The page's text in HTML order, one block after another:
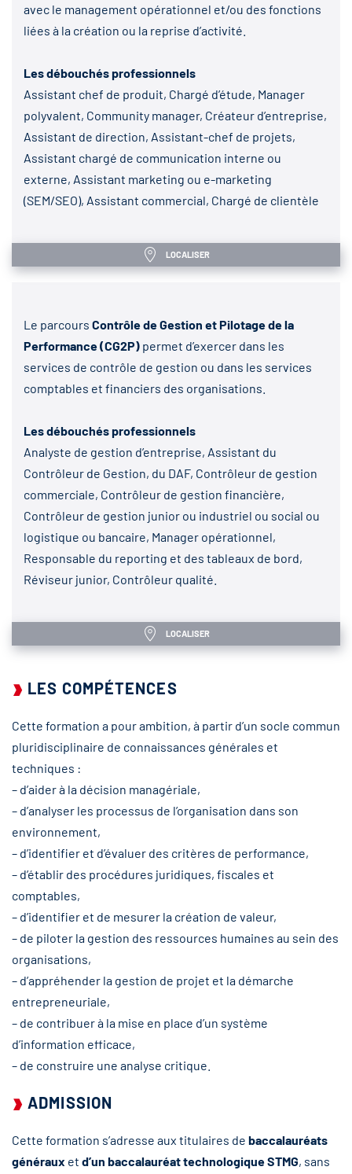
avec le management opérationnel et/ou des fonctions
liées à la création ou la reprise d’activité.
Les débouchés professionnels
Assistant chef de produit, Chargé d’étude, Manager
polyvalent, Community manager, Créateur d’entreprise,
Assistant de direction, Assistant-chef de projets,
Assistant chargé de communication interne ou
externe, Assistant marketing ou e-marketing
(SEM/SEO), Assistant commercial, Chargé de clientèle
LOCALISER
Le parcours Contrôle de Gestion et Pilotage de la
Performance (CG2P) permet d’exercer dans les
services de contrôle de gestion ou dans les services
comptables et financiers des organisations.
Les débouchés professionnels
Analyste de gestion d’entreprise, Assistant du
Contrôleur de Gestion, du DAF, Contrôleur de gestion
commerciale, Contrôleur de gestion financière,
Contrôleur de gestion junior ou industriel ou social ou
logistique ou bancaire, Manager opérationnel,
Responsable du reporting et des tableaux de bord,
Réviseur junior, Contrôleur qualité.
LOCALISER
LES COMPÉTENCES
Cette formation a pour ambition, à partir d’un socle commun
pluridisciplinaire de connaissances générales et
techniques :
– d’aider à la décision managériale,
– d’analyser les processus de l’organisation dans son
environnement,
– d’identifier et d’évaluer des critères de performance,
– d’établir des procédures juridiques, fiscales et
comptables,
– d’identifier et de mesurer la création de valeur,
– de piloter la gestion des ressources humaines au sein des
organisations,
– d’appréhender la gestion de projet et la démarche
entrepreneuriale,
– de contribuer à la mise en place d’un système
d’information efficace,
– de construire une analyse critique.
ADMISSION
Cette formation s’adresse aux titulaires de baccalauréats
généraux et d’un baccalauréat technologique STMG, sans